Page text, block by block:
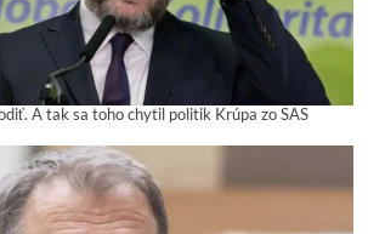
A tak sa toho chytil politik Krúpa zo SAS